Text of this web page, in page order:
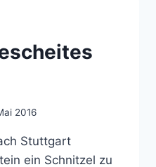
2016
Stuttgart
ein Schnitzel zu